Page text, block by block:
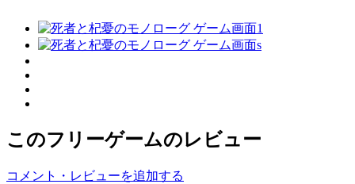
このフリーゲームのレビュー
コメント・レビューを追加する